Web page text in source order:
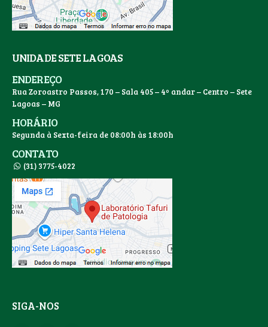
UNIDADE SETE LAGOAS
ENDEREÇO
Rua Zoroastro Passos, 170 – Sala 405 – 4º andar – Centro – Sete
Lagoas – MG
HORÁRIO
Segunda à Sexta-feira de 08:00h às 18:00h
CONTATO
(31) 3775-4022
SIGA-NOS